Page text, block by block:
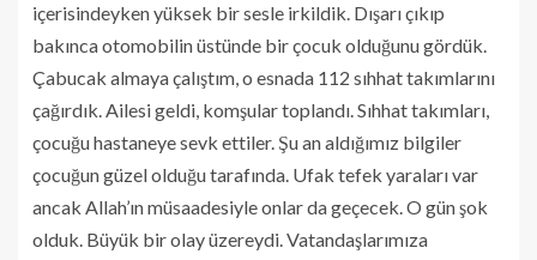
içerisindeyken yüksek bir sesle irkildik. Dışarı çıkıp
bakınca otomobilin üstünde bir çocuk olduğunu gördük.
Çabucak almaya çalıştım, o esnada 112 sıhhat takımlarını
çağırdık. Ailesi geldi, komşular toplandı. Sıhhat takımları,
çocuğu hastaneye sevk ettiler. Şu an aldığımız bilgiler
çocuğun güzel olduğu tarafında. Ufak tefek yaraları var
ancak Allah’ın müsaadesiyle onlar da geçecek. O gün şok
olduk. Büyük bir olay üzereydi. Vatandaşlarımıza